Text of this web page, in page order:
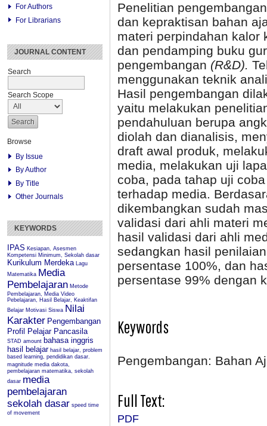
For Authors
For Librarians
JOURNAL CONTENT
Search
Search Scope
Browse
By Issue
By Author
By Title
Other Journals
KEYWORDS
IPAS Kesiapan, Asesmen
Kompetensi Minimum, Sekolah dasar
Kurikulum Merdeka Lagu
Matematika Media
Pembelajaran Metode
Pembelajaran, Media Video
Pebelajaran, Hasil Belajar, Keaktifan
Belajar Motivasi Siswa Nilai
Karakter Pengembangan
Profil Pelajar Pancasila
STAD amount bahasa inggris
hasil belajar hasil belajar, problem
based learning, pendidikan dasar.
magnitude media dakota,
pembelajaran matematika, sekolah
dasar media
pembelajaran
sekolah dasar speed time
of movement
Penelitian
dan kepraktisan bahan
materi perpindahan kalor
dan pendamping buku
pengembangan (R&D).
menggunakan teknik
Hasil pengembangan
yaitu melakukan
pendahuluan berupa
diolah dan dianalisis,
draft awal produk,
media, melakukan uji
coba, pada tahap uji
terhadap media.
dikembangkan sudah
validasi dari ahli materi
hasil validasi dari ahli
sedangkan hasil
persentase 100%, dan
persentase 99% dengan
Keywords
Pengembangan: Bahan
Full Text:
PDF